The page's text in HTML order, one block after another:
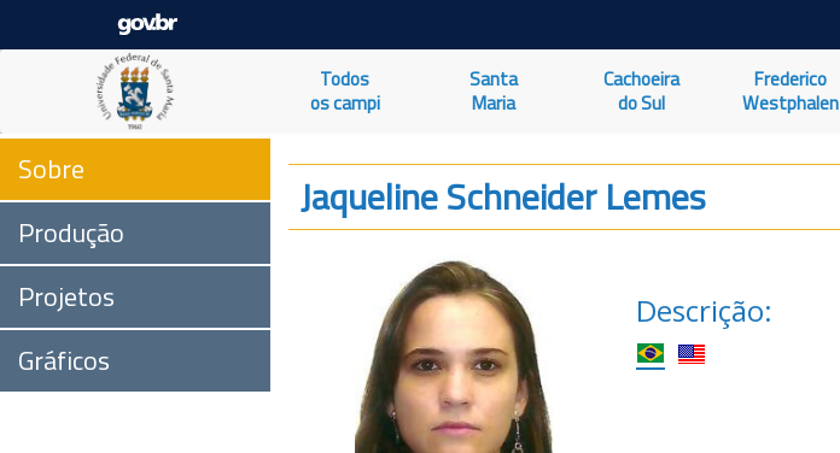
O
Todos
os campi
Santa
Maria
Cachoeira
do Sul
Frederico
Westphalen
Sobre
Produção
Projetos
Gráficos
Jaqueline Schneider Lemes
Descrição: